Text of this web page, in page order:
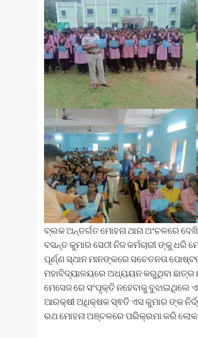
ବ୍ଲକ ଅନ୍ତର୍ଗତ ମୋହନା ଥାନା ଅଂଚଳରେ
ବସନ୍ତ କୁମାର ସେଠୀ ନିଜ କର୍ମଚାରୀ ଙ୍କୁ ଧରି
ପୂର୍ଣ୍ଣ ସ୍ଥାନ ମାନଙ୍କରେ ସଚେତନତା
ମହାବିଦ୍ୟାଳୟରେ ଅଧ୍ୟୟନ କରୁଥିବା ଛାତ୍ର
ମେସେଜ ରେ ସଂପୃକ୍ତି ନହେବାକୁ
ଆରକ୍ଷୀ ଅଧିକ୍ଷକ ସ୍ଵତି ଏସ କୁମାର ଙ୍କ
ରଥ ମୋହନା ଅଞ୍ଚଳରେ ପରିକ୍ରମା କରି